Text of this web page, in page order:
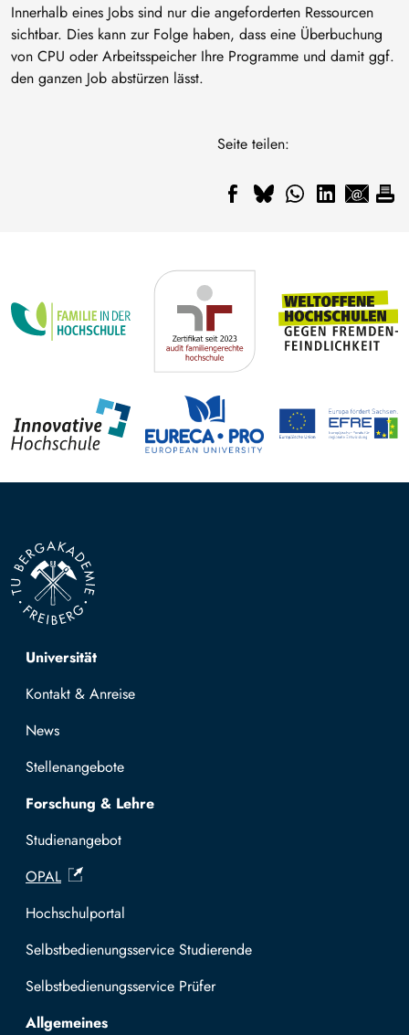
Innerhalb eines Jobs sind nur die angeforderten Ressourcen
sichtbar. Dies kann zur Folge haben, dass eine Überbuchung
von CPU oder Arbeitsspeicher Ihre Programme und damit ggf.
den ganzen Job abstürzen lässt.
Seite teilen:
Top navigation
Universität
Kontakt & Anreise
News
Stellenangebote
Forschung & Lehre
Studienangebot
OPAL
Hochschulportal
Selbstbedienungsservice Studierende
Selbstbedienungsservice Prüfer
Allgemeines